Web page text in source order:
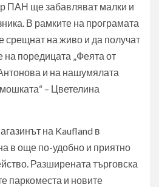
ПАН ще забавляват малки и
В рамките на програмата
срещнат на живо и да получат
на поредицата „Феята от
и на нашумялата
– Цветелина
на Kaufland в
в още по-удобно и приятно
Разширената търговска
паркоместа и новите